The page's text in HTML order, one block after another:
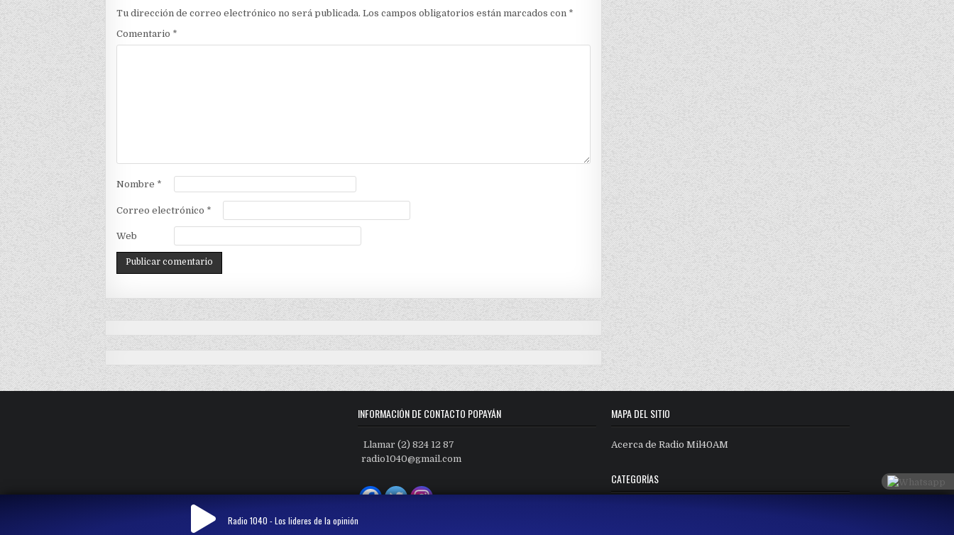
Tu dirección de correo electrónico no será publicada. Los campos obligatorios están marcados con *
Comentario *
Nombre *
Correo electrónico *
Web
INFORMACIÓN DE CONTACTO POPAYÁN
Llamar (2) 824 12 87
radio1040@gmail.com
MAPA DEL SITIO
Acerca de Radio Mil40AM
CATEGORÍAS
Radio 1040 - Los lideres de la opinión